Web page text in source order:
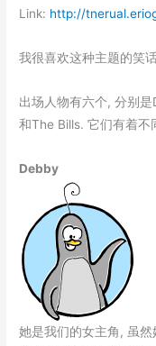
Link: http://
我很喜欢这种主题的笑
出场人物有六个, 分别
和The Bills. 它们有着不
Debby
她是我们的女主角, 虽